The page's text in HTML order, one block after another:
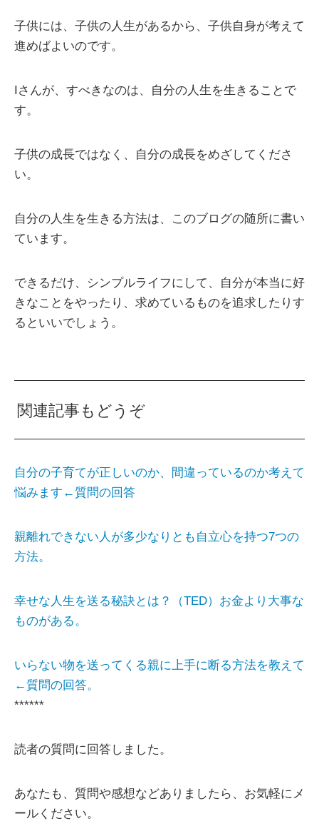
子供には、子供の人生があるから、子供自身が考えて
進めばよいのです。
Iさんが、すべきなのは、自分の人生を生きることで
す。
子供の成長ではなく、自分の成長をめざしてくださ
い。
自分の人生を生きる方法は、このブログの随所に書い
ています。
できるだけ、シンプルライフにして、自分が本当に好
きなことをやったり、求めているものを追求したりす
るといいでしょう。
関連記事もどうぞ
自分の子育てが正しいのか、間違っているのか考えて
悩みます←質問の回答
親離れできない人が多少なりとも自立心を持つ7つの
方法。
幸せな人生を送る秘訣とは？（TED）お金より大事な
ものがある。
いらない物を送ってくる親に上手に断る方法を教えて
←質問の回答。
******
読者の質問に回答しました。
あなたも、質問や感想などありましたら、お気軽にメ
ールください。